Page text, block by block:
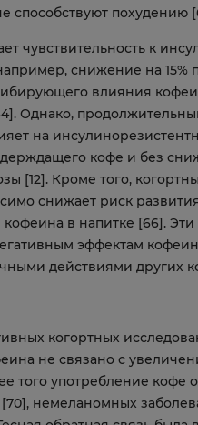
способствуют похудению
чувствительность к
снижение на 15%
влияния
Однако,
на
кофе и без
[12]. Кроме того,
снижает риск
в напитке [66].
эффектам
действиями других
когортных
не связано с
того употребление
немеланомных